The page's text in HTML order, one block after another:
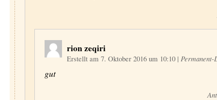
rion zeqiri
Erstellt am 7. Oktober 2016 um 10:10 | Permanent-
gut